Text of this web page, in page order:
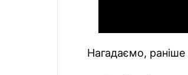
Нагадаємо, раніше